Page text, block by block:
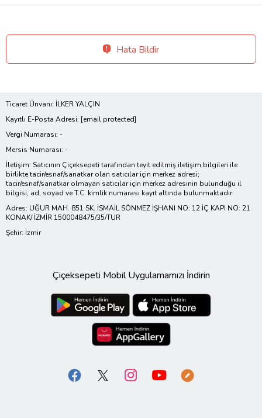
Hata Bildir
Ticaret Ünvanı: İLKER YALÇIN
Kayıtlı E-Posta Adresi: [email protected]
Vergi Numarası: -
Mersis Numarası: -
İletişim: Satıcının Çiçeksepeti tarafından teyit edilmiş iletişim bilgileri ile
birlikte tacir/esnaf/sanatkar olan satıcılar için merkez adresi;
tacir/esnaf/sanatkar olmayan satıcılar için merkez adresinin bulunduğu il
bilgisi, ad, soyad ve T.C. kimlik numarası kayıt altında bulunmaktadır.
Adres: UĞUR MAH. 851 SK. İSMAİL SÖNMEZ İŞHANI NO: 12 İÇ KAPI NO: 21
KONAK/ İZMİR 1500048475/35/TUR
Şehir: İzmir
Çiçeksepeti Mobil Uygulamamızı İndirin